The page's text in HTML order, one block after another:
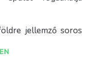
jellemző soros
konyhával